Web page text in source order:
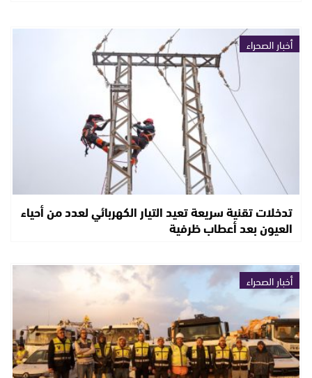
أخبار الصحراء
تدخلات تقنية سريعة تعيد التيار الكهربائي لعدد من أحياء
العيون بعد أعطاب ظرفية
أخبار الصحراء